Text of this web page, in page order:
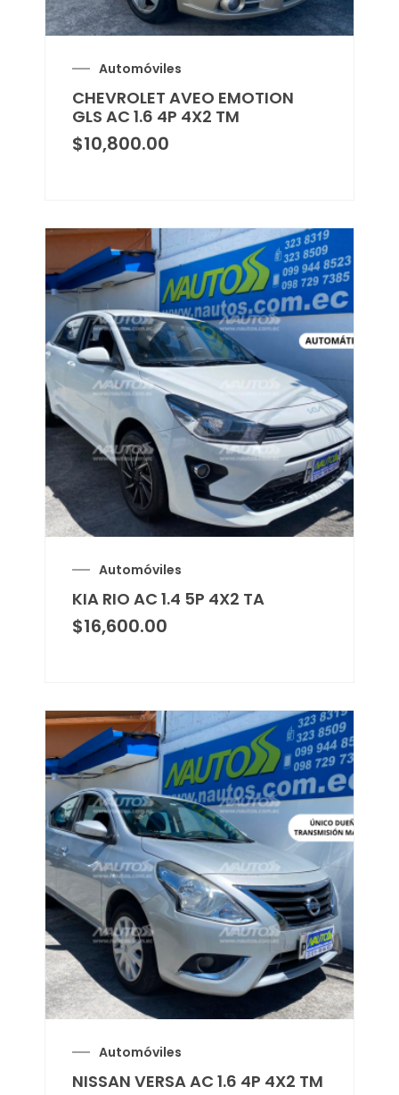
Automóviles
CHEVROLET AVEO EMOTION
GLS AC 1.6 4P 4X2 TM
$10,800.00
Automóviles
KIA RIO AC 1.4 5P 4X2 TA
$16,600.00
Automóviles
NISSAN VERSA AC 1.6 4P 4X2 TM